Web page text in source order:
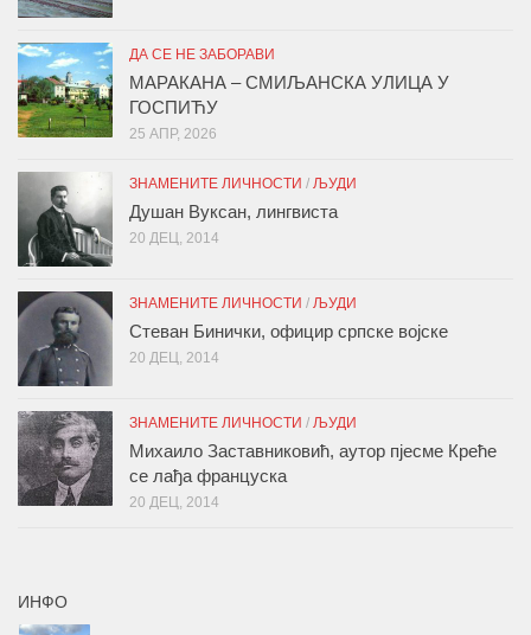
ДА СЕ НЕ ЗАБОРАВИ
МАРАКАНА – СМИЉАНСКА УЛИЦА У
ГОСПИЋУ
25 АПР, 2026
ЗНАМЕНИТЕ ЛИЧНОСТИ / ЉУДИ
Душан Вуксан, лингвиста
20 ДЕЦ, 2014
ЗНАМЕНИТЕ ЛИЧНОСТИ / ЉУДИ
Стеван Бинички, официр српске војске
20 ДЕЦ, 2014
ЗНАМЕНИТЕ ЛИЧНОСТИ / ЉУДИ
Михаило Заставниковић, аутор пјесме Креће
се лађа француска
20 ДЕЦ, 2014
ИНФО